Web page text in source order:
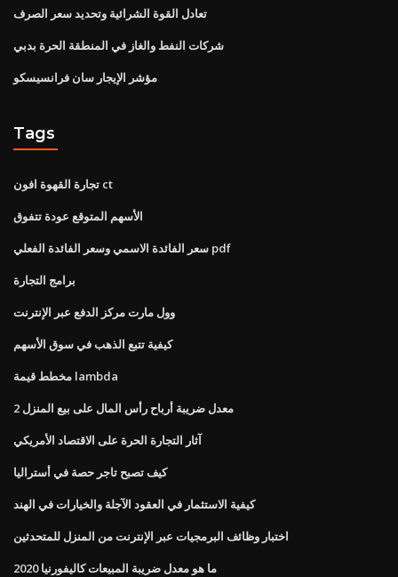
تعادل القوة الشرائية وتحديد سعر الصرف
شركات النفط والغاز في المنطقة الحرة بدبي
مؤشر الإيجار سان فرانسيسكو
Tags
تجارة القهوة افون ct
الأسهم المتوقع عودة تتفوق
سعر الفائدة الاسمي وسعر الفائدة الفعلي pdf
برامج التجارة
وول مارت مركز الدفع عبر الإنترنت
كيفية تتبع الذهب في سوق الأسهم
مخطط قيمة lambda
معدل ضريبة أرباح رأس المال على بيع المنزل 2
آثار التجارة الحرة على الاقتصاد الأمريكي
كيف تصبح تاجر حصة في أستراليا
كيفية الاستثمار في العقود الآجلة والخيارات في الهند
اختبار وظائف البرمجيات عبر الإنترنت من المنزل للمتحدثين
ما هو معدل ضريبة المبيعات كاليفورنيا 2020